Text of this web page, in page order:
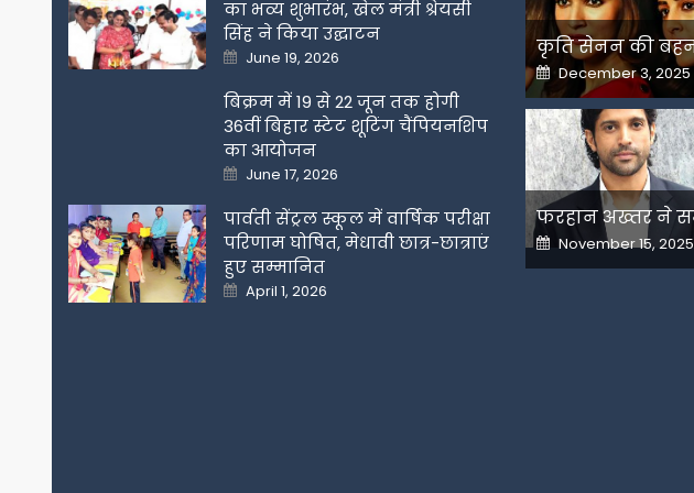
का भव्य शुभारंभ, खेल मंत्री श्रेयसी
सिंह ने किया उद्घाटन
Posted
on
June 19, 2026
बिक्रम में 19 से 22 जून तक होगी
36वीं बिहार स्टेट शूटिंग चैंपियनशिप
का आयोजन
Posted
on
June 17, 2026
पार्वती सेंट्रल स्कूल में वार्षिक परीक्षा
परिणाम घोषित, मेधावी छात्र-छात्राएं
हुए सम्मानित
Posted
on
April 1, 2026
Posted
on
December 3, 2025
Posted
on
November 15, 2025